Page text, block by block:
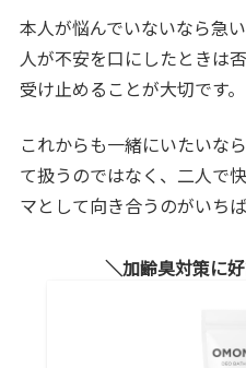
本人が悩んでいないなら急
人が不安を口にしたときは
受け止めることが大切です。
これからも一緒にいたいな
て扱うのではなく、二人で
マとして向き合うのがいちば
加齢臭対策に